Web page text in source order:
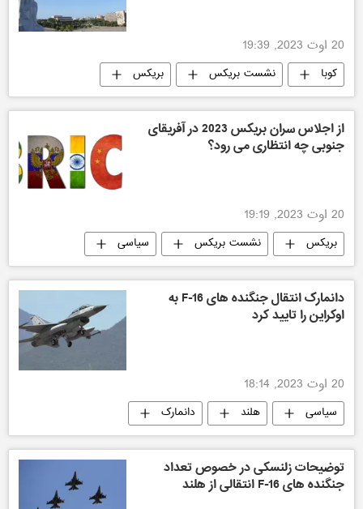
20 اوت 2023, 19:39
کوبا نشست بریکس
بریکس
سیاسی
از اجلاس سران بریکس 2023 در آفریقای
جنوبی چه انتظاری می رود؟
20 اوت 2023, 19:19
بریکس نشست بریکس
سیاسی
اقتصادی
جهان
دانمارک انتقال جنگنده های F-16 به
اوکراین را تایید کرد
20 اوت 2023, 18:14
سیاسی هلند
دانمارک
اوکراین
ناتو آمریکا
توضیحات زلنسکی در خصوص تعداد
جنگنده های F-16 انتقالی از هلند